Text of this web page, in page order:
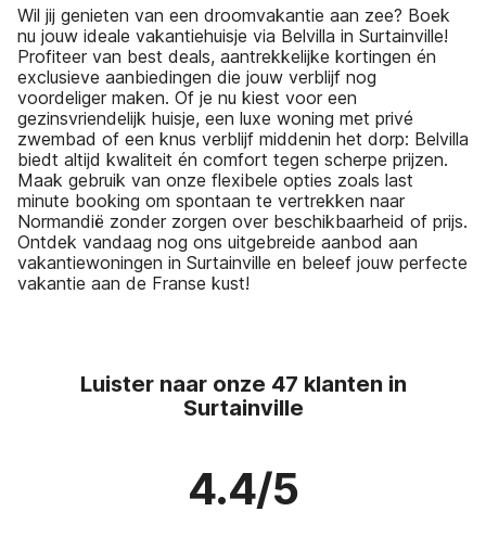
Wil jij genieten van een droomvakantie aan zee? Boek
nu jouw ideale vakantiehuisje via Belvilla in Surtainville!
Profiteer van best deals, aantrekkelijke kortingen én
exclusieve aanbiedingen die jouw verblijf nog
voordeliger maken. Of je nu kiest voor een
gezinsvriendelijk huisje, een luxe woning met privé
zwembad of een knus verblijf middenin het dorp: Belvilla
biedt altijd kwaliteit én comfort tegen scherpe prijzen.
Maak gebruik van onze flexibele opties zoals last
minute booking om spontaan te vertrekken naar
Normandië zonder zorgen over beschikbaarheid of prijs.
Ontdek vandaag nog ons uitgebreide aanbod aan
vakantiewoningen in Surtainville en beleef jouw perfecte
vakantie aan de Franse kust!
Luister naar onze 47 klanten in
Surtainville
4.4/5